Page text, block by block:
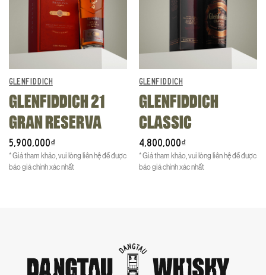
GLENFIDDICH
GLENFIDDICH 21
GRAN RESERVA
5,900,000₫
* Giá tham khảo, vui lòng liên hệ để được
báo giá chính xác nhất
GLENFIDDICH
GLENFIDDICH
CLASSIC
4,800,000₫
* Giá tham khảo, vui lòng liên hệ để được
báo giá chính xác nhất